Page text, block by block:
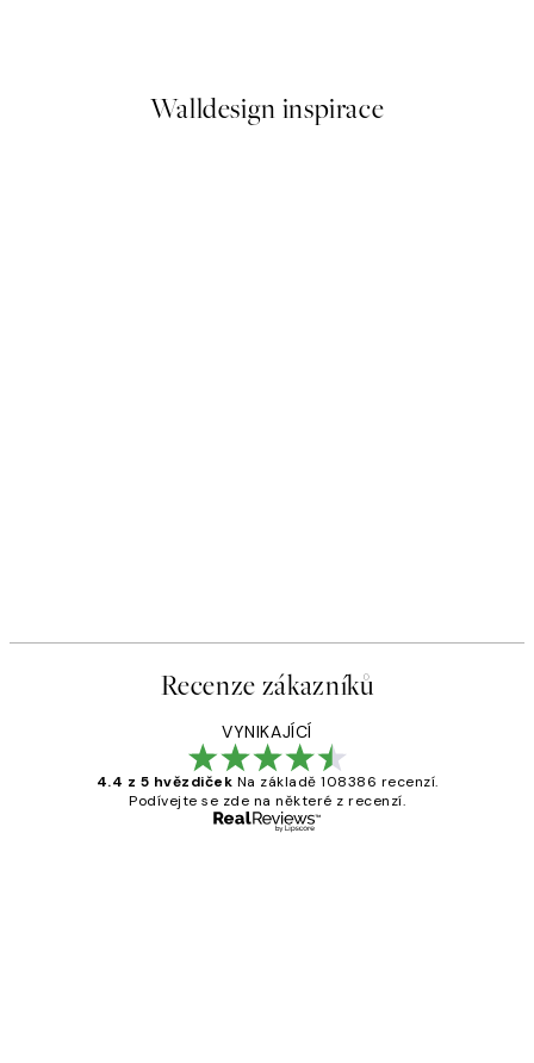
Walldesign inspirace
Recenze zákazníků
VYNIKAJÍCÍ
4.4 z 5 hvězdiček Na základě 108386 recenzí.
Podívejte se zde na některé z recenzí.